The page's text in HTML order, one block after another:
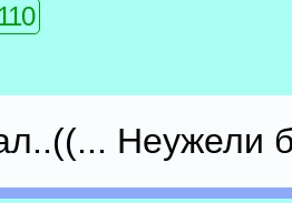
Неужели